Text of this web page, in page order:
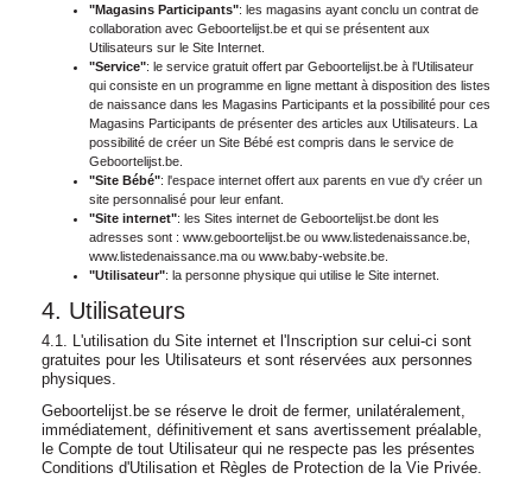
"Magasins Participants": les magasins ayant conclu un contrat de
collaboration avec Geboortelijst.be et qui se présentent aux
Utilisateurs sur le Site Internet.
"Service": le service gratuit offert par Geboortelijst.be à l'Utilisateur
qui consiste en un programme en ligne mettant à disposition des listes
de naissance dans les Magasins Participants et la possibilité pour ces
Magasins Participants de présenter des articles aux Utilisateurs. La
possibilité de créer un Site Bébé est compris dans le service de
Geboortelijst.be.
"Site Bébé": l'espace internet offert aux parents en vue d'y créer un
site personnalisé pour leur enfant.
"Site internet": les Sites internet de Geboortelijst.be dont les
adresses sont : www.geboortelijst.be ou www.listedenaissance.be,
www.listedenaissance.ma ou www.baby-website.be.
"Utilisateur": la personne physique qui utilise le Site internet.
4. Utilisateurs
4.1. L'utilisation du Site internet et l'Inscription sur celui-ci sont
gratuites pour les Utilisateurs et sont réservées aux personnes
physiques.
Geboortelijst.be se réserve le droit de fermer, unilatéralement,
immédiatement, définitivement et sans avertissement préalable,
le Compte de tout Utilisateur qui ne respecte pas les présentes
Conditions d'Utilisation et Règles de Protection de la Vie Privée.